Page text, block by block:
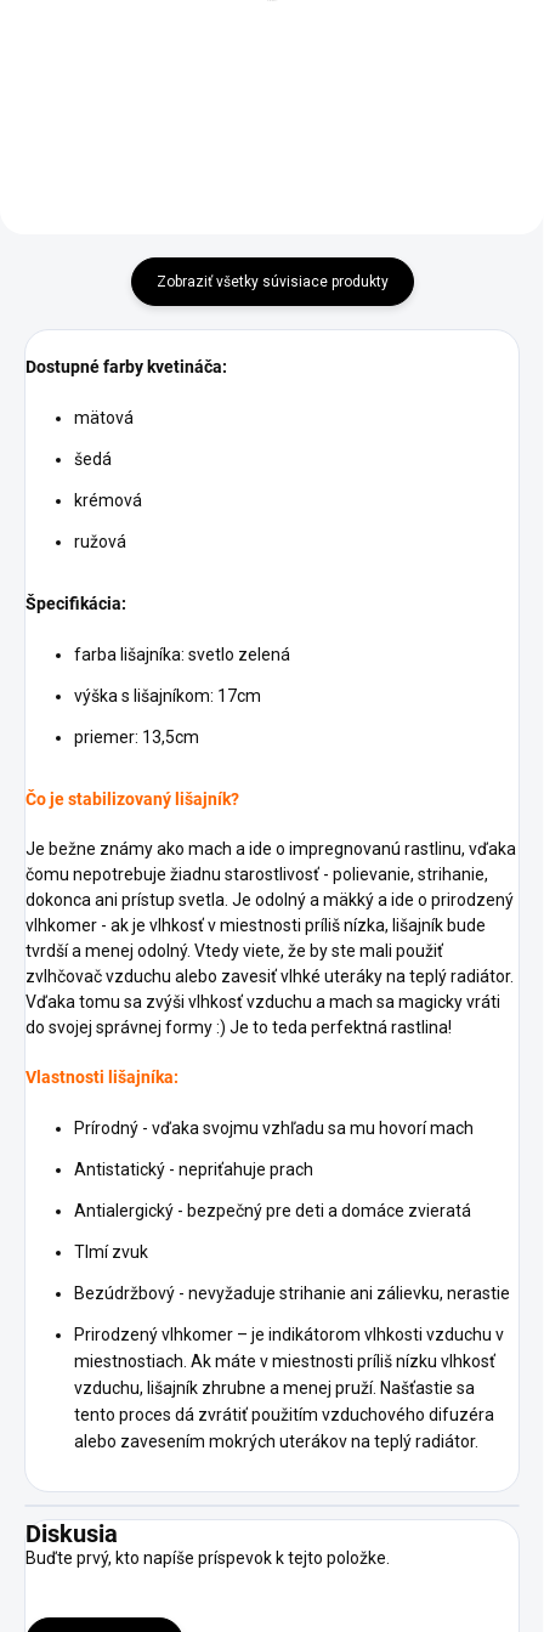
Zobraziť všetky súvisiace produkty
Dostupné farby kvetináča:
mätová
šedá
krémová
ružová
Špecifikácia:
farba lišajníka: svetlo zelená
výška s lišajníkom: 17cm
priemer: 13,5cm
Čo je stabilizovaný lišajník?
Je bežne známy ako mach a ide o impregnovanú rastlinu, vďaka
čomu nepotrebuje žiadnu starostlivosť - polievanie, strihanie,
dokonca ani prístup svetla. Je odolný a mäkký a ide o prirodzený
vlhkomer - ak je vlhkosť v miestnosti príliš nízka, lišajník bude
tvrdší a menej odolný. Vtedy viete, že by ste mali použiť
zvlhčovač vzduchu alebo zavesiť vlhké uteráky na teplý radiátor.
Vďaka tomu sa zvýši vlhkosť vzduchu a mach sa magicky vráti
do svojej správnej formy :) Je to teda perfektná rastlina!
Vlastnosti lišajníka:
Prírodný - vďaka svojmu vzhľadu sa mu hovorí mach
Antistatický - nepriťahuje prach
Antialergický - bezpečný pre deti a domáce zvieratá
Tlmí zvuk
Bezúdržbový - nevyžaduje strihanie ani zálievku, nerastie
Prirodzený vlhkomer – je indikátorom vlhkosti vzduchu v
miestnostiach. Ak máte v miestnosti príliš nízku vlhkosť
vzduchu, lišajník zhrubne a menej pruží. Našťastie sa
tento proces dá zvrátiť použitím vzduchového difuzéra
alebo zavesením mokrých uterákov na teplý radiátor.
Diskusia
Buďte prvý, kto napíše príspevok k tejto položke.